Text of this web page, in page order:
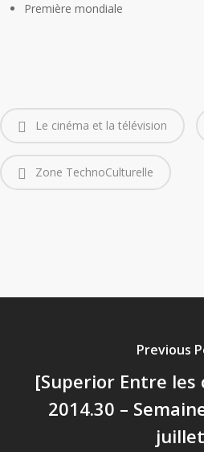
Première mondiale
Le cinéma et la télévision
Zone TechnoCulturelle
Previous
[Superior Entre les
2014.30 –
juillet